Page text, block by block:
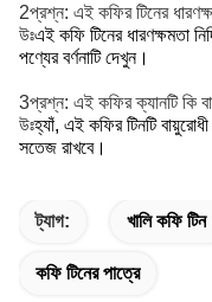
2প্রশ্ন: এই কফির টিনের
উঃএই কফি টিনের ধারণক্ষমতা
পণ্যের বর্ণনাটি দেখুন।
3প্রশ্ন: এই কফির ক্যানটি কি
উঃহ্যাঁ, এই কফির টিনটি
সতেজ রাখবে।
ট্যাগ: খালি কফি টিন
কফি টিনের পাত্রে